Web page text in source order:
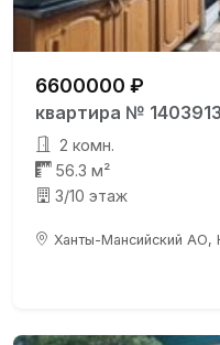
6600000 ₽
квартира №
2 комн.
56.3 м²
3/10 этаж
Ханты-Мансийский АО,